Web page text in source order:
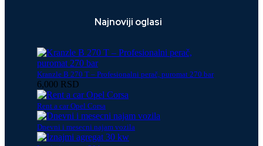
Najnoviji oglasi
Kranzle B 270 T – Profesionalni perač, puromat 270 bar
6,000 RSD
Rent a car Opel Corsa
Dnevni i mesecni najam vozila